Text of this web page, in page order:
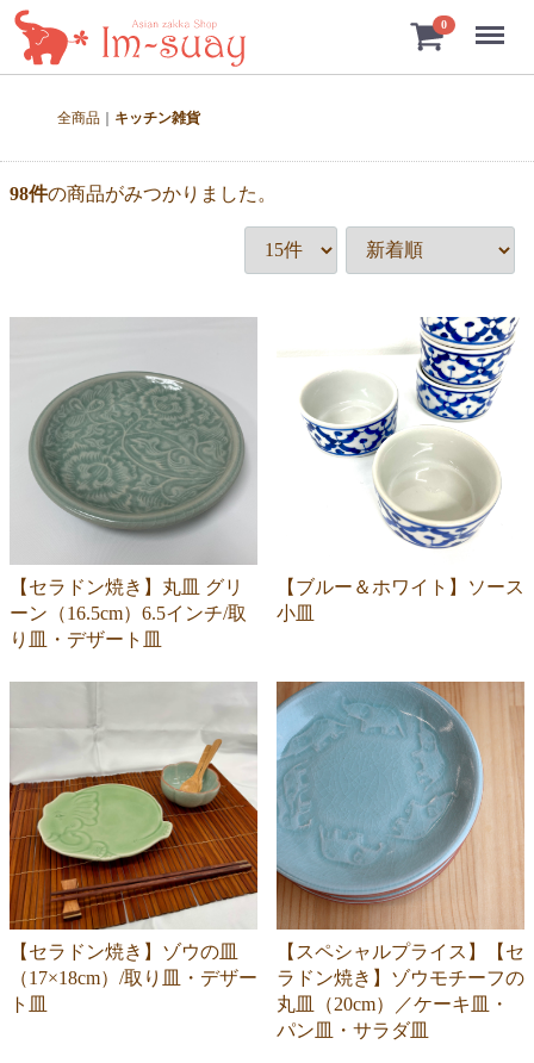
0 Menu
全商品 キッチン雑貨
98件の商品がみつかりました。
【セラドン焼き】丸皿 グリ
ーン（16.5cm）6.5インチ/取
り皿・デザート皿
【ブルー＆ホワイト】ソース
小皿
【セラドン焼き】ゾウの皿
（17×18cm）/取り皿・デザー
ト皿
【スペシャルプライス】【セ
ラドン焼き】ゾウモチーフの
丸皿（20cm）／ケーキ皿・
パン皿・サラダ皿